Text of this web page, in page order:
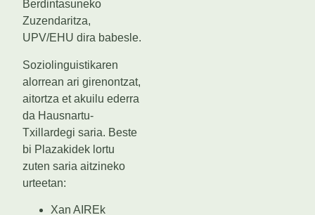
Berdintasuneko
Zuzendaritza,
UPV/EHU dira babesle.
Soziolinguistikaren
alorrean ari girenontzat,
aitortza et akuilu ederra
da Hausnartu-
Txillardegi saria. Beste
bi Plazakidek lortu
zuten saria aitzineko
urteetan:
Xan AIREk